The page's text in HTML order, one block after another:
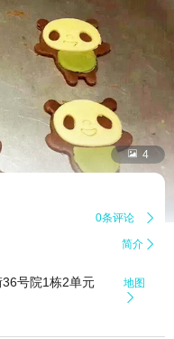
 4
0条评论 
简介 
号院1栋2单元
地图
